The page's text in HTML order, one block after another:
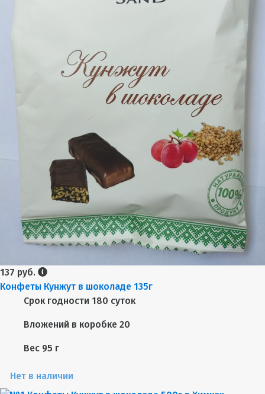
137 руб.
Конфеты Кунжут в шоколаде 135г
Срок годности 180 суток
Вложений в коробке 20
Вес 95 г
Нет в наличии